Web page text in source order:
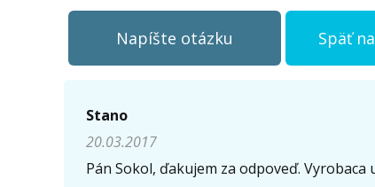
Napíšte otázku Späť
Napíšte otázku
Meno (* )
Stano
20.03.2017
Pán Sokol, ďakujem za odpoveď.